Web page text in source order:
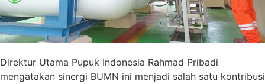
Direktur Utama Pupuk Indonesia Rahmad Pribadi
mengatakan sinergi BUMN ini menjadi salah satu kontribusi